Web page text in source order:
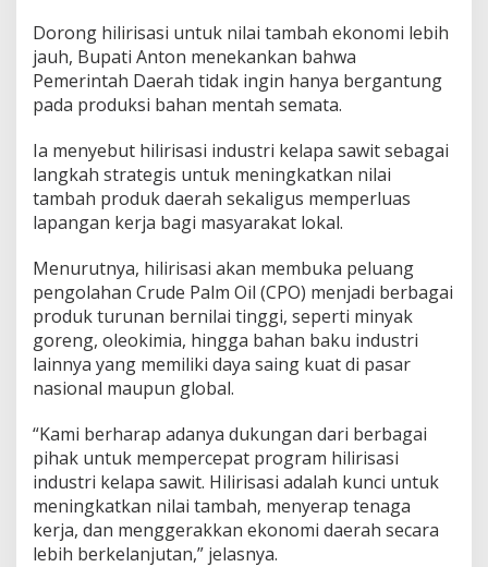
Dorong hilirisasi untuk nilai tambah ekonomi lebih
jauh, Bupati Anton menekankan bahwa
Pemerintah Daerah tidak ingin hanya bergantung
pada produksi bahan mentah semata.
Ia menyebut hilirisasi industri kelapa sawit sebagai
langkah strategis untuk meningkatkan nilai
tambah produk daerah sekaligus memperluas
lapangan kerja bagi masyarakat lokal.
Menurutnya, hilirisasi akan membuka peluang
pengolahan Crude Palm Oil (CPO) menjadi berbagai
produk turunan bernilai tinggi, seperti minyak
goreng, oleokimia, hingga bahan baku industri
lainnya yang memiliki daya saing kuat di pasar
nasional maupun global.
“Kami berharap adanya dukungan dari berbagai
pihak untuk mempercepat program hilirisasi
industri kelapa sawit. Hilirisasi adalah kunci untuk
meningkatkan nilai tambah, menyerap tenaga
kerja, dan menggerakkan ekonomi daerah secara
lebih berkelanjutan,” jelasnya.